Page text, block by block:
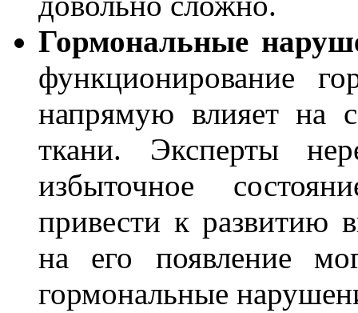
Гормональные
функционирование
напрямую влияет на
ткани. Эксперты
избыточное
привести к развитию
на его появление
гормональные